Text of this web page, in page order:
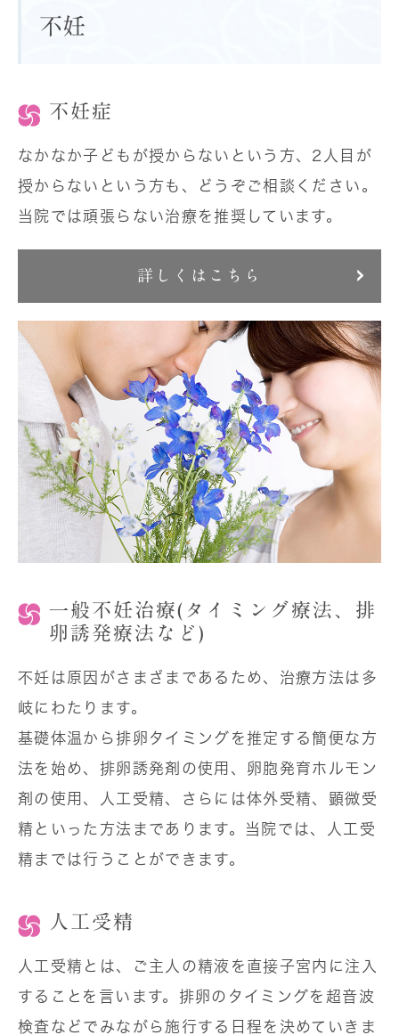
不妊
不妊症
なかなか子どもが授からないという方、2人目が
授からないという方も、どうぞご相談ください。
当院では頑張らない治療を推奨しています。
詳しくはこちら
一般不妊治療(タイミング療法、排
卵誘発療法など)
不妊は原因がさまざまであるため、治療方法は多
岐にわたります。
基礎体温から排卵タイミングを推定する簡便な方
法を始め、排卵誘発剤の使用、卵胞発育ホルモン
剤の使用、人工受精、さらには体外受精、顕微受
精といった方法まであります。当院では、人工受
精までは行うことができます。
人工受精
人工受精とは、ご主人の精液を直接子宮内に注入
することを言います。排卵のタイミングを超音波
検査などでみながら施行する日程を決めていきま